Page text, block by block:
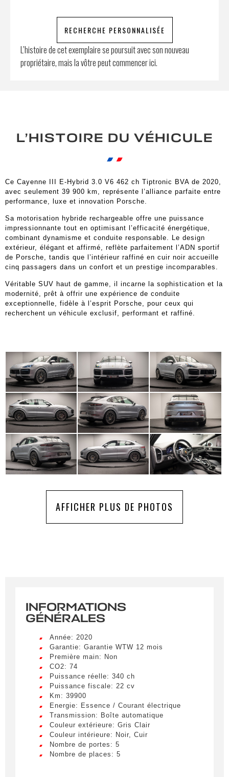
RECHERCHE PERSONNALISÉE
L’histoire de cet exemplaire se poursuit avec son nouveau
propriétaire, mais la vôtre peut commencer ici.
L’HISTOIRE DU VÉHICULE
Ce Cayenne III E-Hybrid 3.0 V6 462 ch Tiptronic BVA de 2020,
avec seulement 39 900 km, représente l’alliance parfaite entre
performance, luxe et innovation Porsche.
Sa motorisation hybride rechargeable offre une puissance
impressionnante tout en optimisant l’efficacité énergétique,
combinant dynamisme et conduite responsable. Le design
extérieur, élégant et affirmé, reflète parfaitement l’ADN sportif
de Porsche, tandis que l’intérieur raffiné en cuir noir accueille
cinq passagers dans un confort et un prestige incomparables.
Véritable SUV haut de gamme, il incarne la sophistication et la
modernité, prêt à offrir une expérience de conduite
exceptionnelle, fidèle à l’esprit Porsche, pour ceux qui
recherchent un véhicule exclusif, performant et raffiné.
AFFICHER PLUS DE PHOTOS
INFORMATIONS
GÉNÉRALES
Année: 2020
Garantie: Garantie WTW 12 mois
Première main: Non
CO2: 74
Puissance réelle: 340 ch
Puissance fiscale: 22 cv
Km: 39900
Energie: Essence / Courant électrique
Transmission: Boîte automatique
Couleur extérieure: Gris Clair
Couleur intérieure: Noir, Cuir
Nombre de portes: 5
Nombre de places: 5